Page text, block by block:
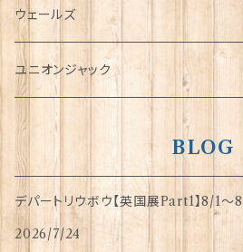
傘
指貫(シンブル)
ウェールズ
ユニオンジャック
BLOG
デパートリウボウ【英国展Part1】8/1〜8
2026/7/24